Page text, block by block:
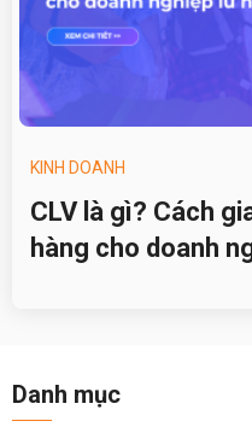
KINH DOANH
CLV là gì? Cách
hàng cho doanh
Danh mục